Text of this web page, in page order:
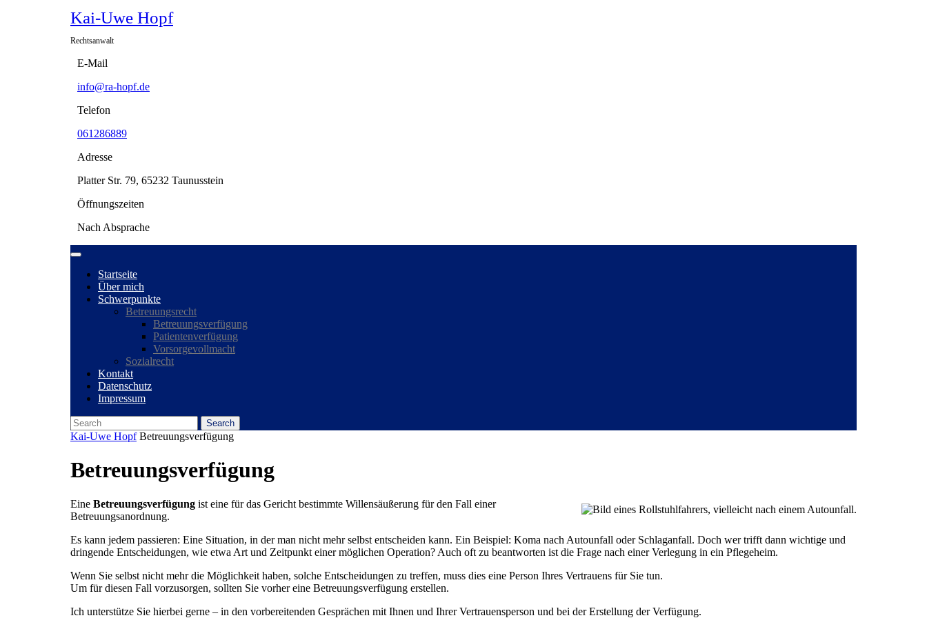
Skip
to
content
Kai-Uwe Hopf
Rechtsanwalt
E-Mail
info@ra-hopf.deinfo@ra-
Telefon
061286889061286889
Adresse
Platter Str. 79, 65232 Taunusstein
Öffnungszeiten
Nach Absprache
Open
Startseite
Über mich
Schwerpunkte
Betreuungsrecht
Betreuungsverfügung
Patientenverfügung
Vorsorgevollmacht
Sozialrecht
Kontakt
Datenschutz
Impressum
Search
for:
Close
Kai-Uwe Hopf Betreuungsverfügung
Betreuungsverfügung
Eine Betreuungsverfügung ist eine für das Gericht bestimmte Willensäußerung für den Fall einer
Betreuungsanordnung.
Es kann jedem passieren: Eine Situation, in der man nicht mehr selbst entscheiden kann. Ein Beispiel: Koma nach Autounfall oder Schlaganfall. Doch wer trifft dann wichtige und
dringende Entscheidungen, wie etwa Art und Zeitpunkt einer möglichen Operation? Auch oft zu beantworten ist die Frage nach einer Verlegung in ein Pflegeheim.
Wenn Sie selbst nicht mehr die Möglichkeit haben, solche Entscheidungen zu treffen, muss dies eine Person Ihres Vertrauens für Sie tun.
Um für diesen Fall vorzusorgen, sollten Sie vorher eine Betreuungsverfügung erstellen.
Ich unterstütze Sie hierbei gerne – in den vorbereitenden Gesprächen mit Ihnen und Ihrer Vertrauensperson und bei der Erstellung der Verfügung.